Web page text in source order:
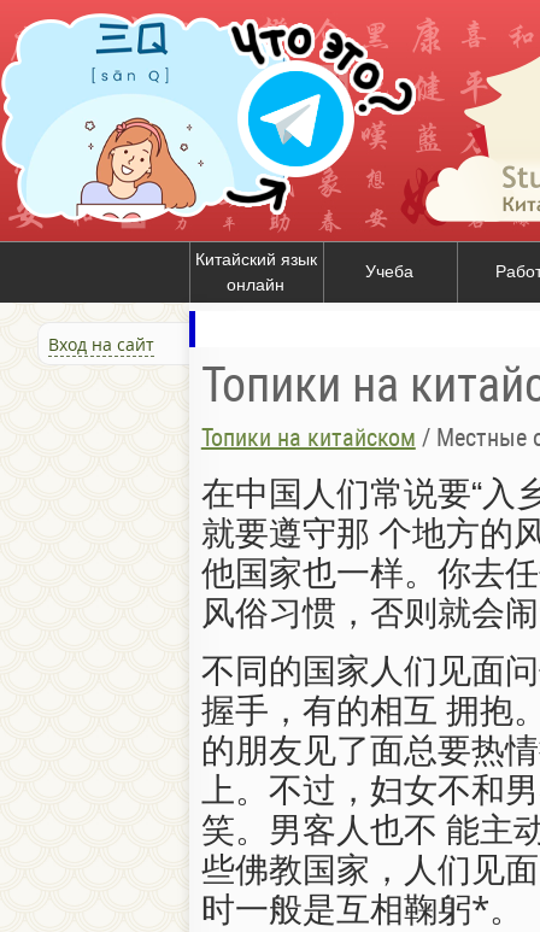
Китайский язык
онлайн
Учеба
Вход на сайт
Топики на
Топики на китайском / Местные
在中国人们常说要“入
就要遵守那 个地方的
他国家也一样。你去
风俗习惯，否则就会
不同的国家人们见面
握手，有的相互 拥抱
的朋友见了面总要热
上。不过，妇女不和
笑。男客人也不 能主
些佛教国家，人们见
时一般是互相鞠躬*。